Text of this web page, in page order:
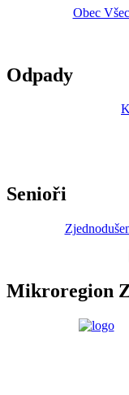
Obec
Odpady
Senioři
Mikroregion